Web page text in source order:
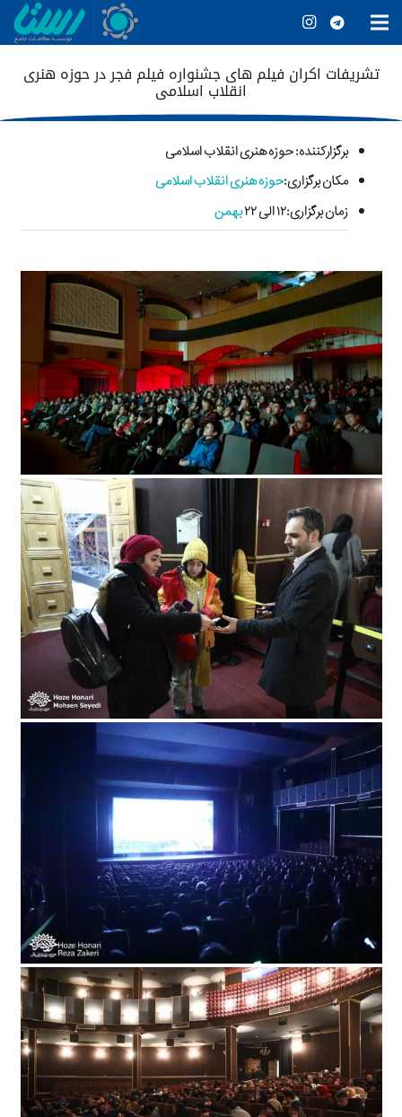
تشریفات اکران فیلم های جشنواره فیلم فجر در حوزه هنری
انقلاب اسلامی
برگزارکننده: حوزه هنری انقلاب اسلامی
مکان برگزاری:حوزه هنری انقلاب اسلامی
زمان برگزاری:۱۲ الی ۲۲
بهمن